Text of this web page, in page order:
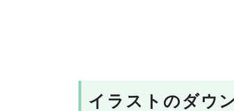
イラストのダウ